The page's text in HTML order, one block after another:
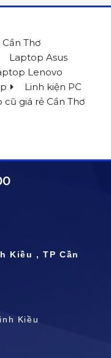
Thơ
Laptop Asus
Lenovo
Linh kiện PC
cũ giá rẻ Cần Thơ
Kiều , TP Cần
Kiều